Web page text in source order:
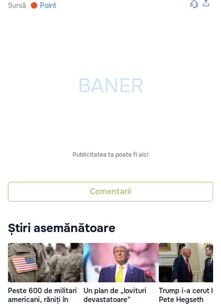
Sursă Point
Publicitatea ta poate fi aici
Comentarii
Știri asemănătoare
Peste 600 de militari
americani, răniți în
Un plan de „lovituri
devastatoare”
Trump i-a cerut lui
Pete Hegseth